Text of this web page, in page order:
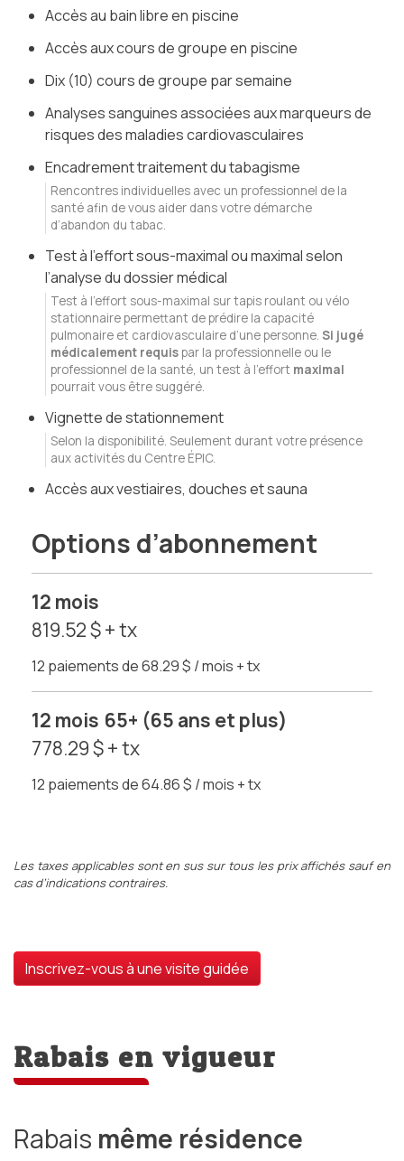
Accès au bain libre en piscine
Accès aux cours de groupe en piscine
Dix (10) cours de groupe par semaine
Analyses sanguines associées aux marqueurs de
risques des maladies cardiovasculaires
Encadrement traitement du tabagisme
Rencontres individuelles avec un professionnel de la
santé afin de vous aider dans votre démarche
d’abandon du tabac.
Test à l’effort sous-maximal ou maximal selon
l’analyse du dossier médical
Test à l’effort sous-maximal sur tapis roulant ou vélo
stationnaire permettant de prédire la capacité
pulmonaire et cardiovasculaire d’une personne. Si jugé
médicalement requis par la professionnelle ou le
professionnel de la santé, un test à l’effort maximal
pourrait vous être suggéré.
Vignette de stationnement
Selon la disponibilité. Seulement durant votre présence
aux activités du Centre ÉPIC.
Accès aux vestiaires, douches et sauna
Options d’abonnement
12 mois
819.52 $ + tx
12 paiements de 68.29 $ / mois + tx
12 mois 65+ (65 ans et plus)
778.29 $ + tx
12 paiements de 64.86 $ / mois + tx
Les taxes applicables sont en sus sur tous les prix affichés sauf en
cas d’indications contraires.
Inscrivez-vous à une visite guidée
Rabais en vigueur
Rabais même résidence